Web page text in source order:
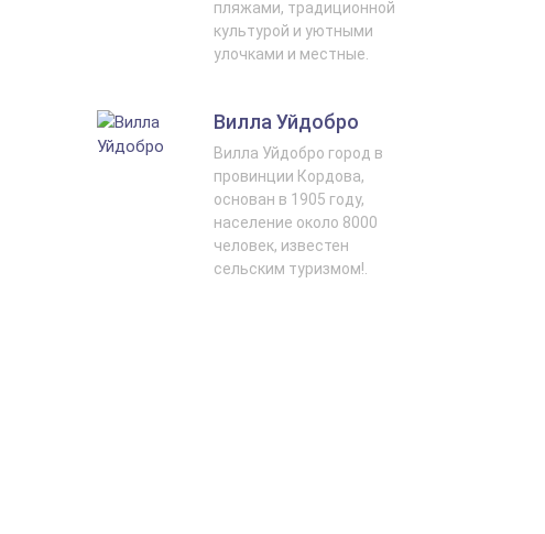
пляжами, традиционной
культурой и уютными
улочками и местные.
Вилла Уйдобро
Вилла Уйдобро город в
провинции Кордова,
основан в 1905 году,
население около 8000
человек, известен
сельским туризмом!.